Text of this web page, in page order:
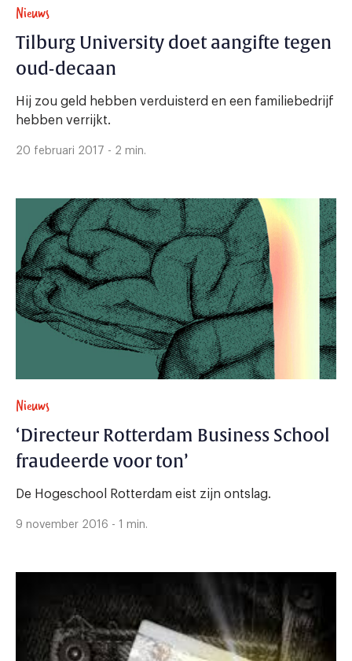
Nieuws
Tilburg University doet aangifte tegen
oud-decaan
Hij zou geld hebben verduisterd en een familiebedrijf
hebben verrijkt.
20 februari 2017 - 2 min.
Nieuws
‘Directeur Rotterdam Business School
fraudeerde voor ton’
De Hogeschool Rotterdam eist zijn ontslag.
9 november 2016 - 1 min.